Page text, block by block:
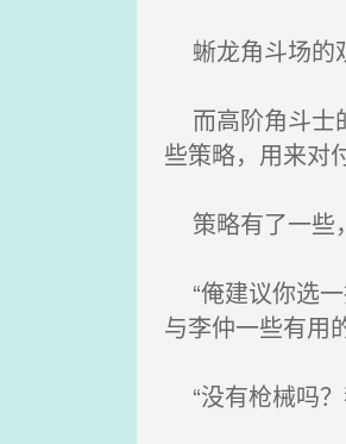
蜥龙角斗场的
而高阶角斗士
些策略，用来对
策略有了一些
“俺建议你选
与李仲一些有用
“没有枪械吗？